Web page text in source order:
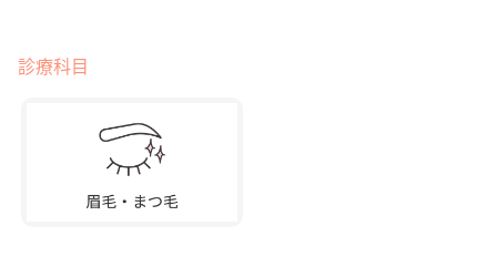
診療科目